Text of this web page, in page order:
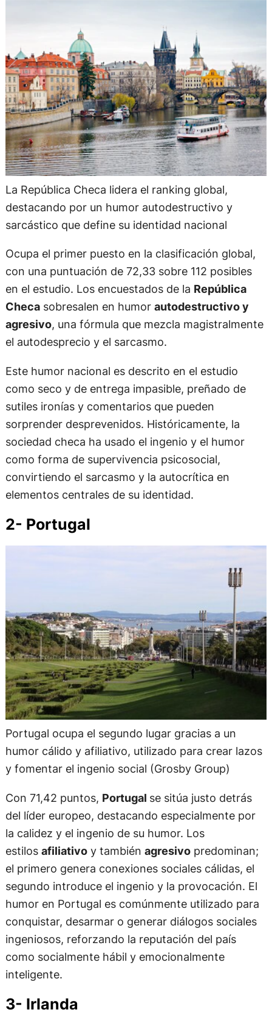
La República Checa lidera el ranking global,
destacando por un humor autodestructivo y
sarcástico que define su identidad nacional
Ocupa el primer puesto en la clasificación global,
con una puntuación de 72,33 sobre 112 posibles
en el estudio. Los encuestados de la República
Checasobresalen en humor autodestructivo y
agresivo, una fórmula que mezcla magistralmente
el autodesprecio y el sarcasmo.
Este humor nacional es descrito en el estudio
como seco y de entrega impasible, preñado de
sutiles ironías y comentarios que pueden
sorprender desprevenidos. Históricamente, la
sociedad checa ha usado el ingenio y el humor
como forma de supervivencia psicosocial,
convirtiendo el sarcasmo y la autocrítica en
elementos centrales de su identidad.
2- Portugal
Portugal ocupa el segundo lugar gracias a un
humor cálido y afiliativo, utilizado para crear lazos
y fomentar el ingenio social (Grosby Group)
Con 71,42 puntos, Portugal se sitúa justo detrás
del líder europeo, destacando especialmente por
la calidez y el ingenio de su humor. Los
estilos afiliativoy también agresivopredominan;
el primero genera conexiones sociales cálidas, el
segundo introduce el ingenio y la provocación. El
humor en Portugal es comúnmente utilizado para
conquistar, desarmar o generar diálogos sociales
ingeniosos, reforzando la reputación del país
como socialmente hábil y emocionalmente
inteligente.
3- Irlanda